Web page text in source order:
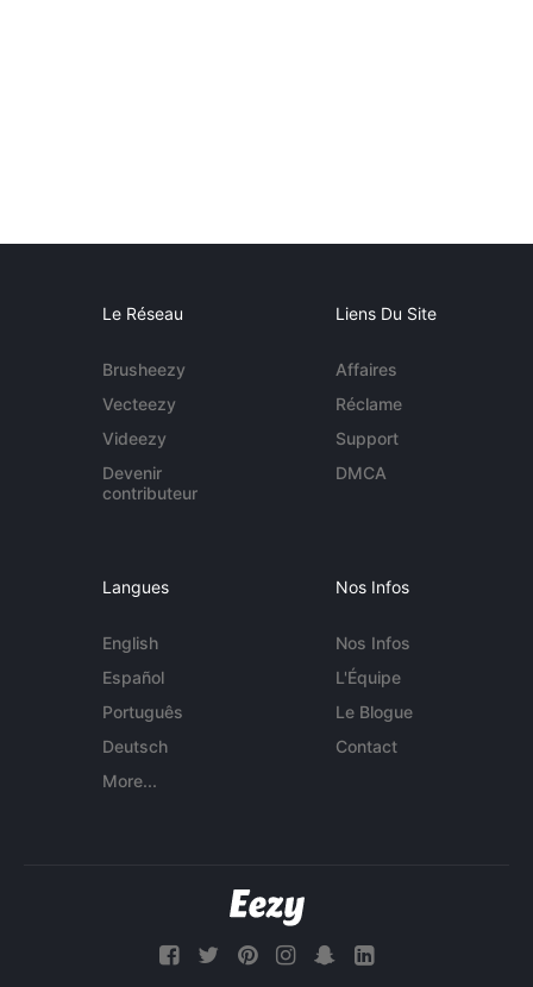
Le Réseau
Brusheezy
Vecteezy
Videezy
Devenir
contributeur
Liens Du Site
Affaires
Réclame
Support
DMCA
Langues
English
Español
Português
Deutsch
More...
Nos Infos
Nos Infos
L'Équipe
Le Blogue
Contact